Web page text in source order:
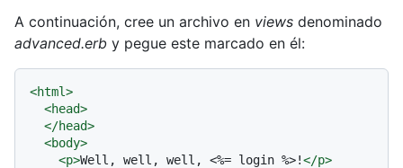
A continuación, cree un archivo en views denominado
advanced.erb y pegue este marcado en él:
<html>
<head>
</head>
<body>
<p>Well, well, well, <%= login %>!</p>